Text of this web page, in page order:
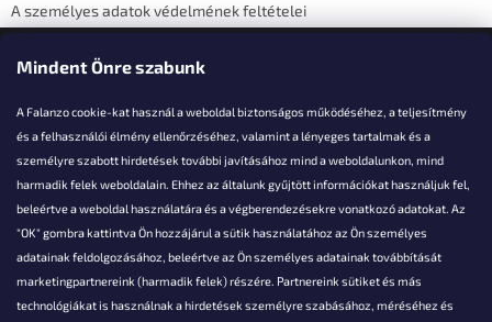
Mindent Önre szabunk
A Falanzo cookie-kat használ a weboldal biztonságos működéséhez, a teljesítmény
és a felhasználói élmény ellenőrzéséhez, valamint a lényeges tartalmak és a
személyre szabott hirdetések további javításához mind a weboldalunkon, mind
harmadik felek weboldalain. Ehhez az általunk gyűjtött információkat használjuk fel,
beleértve a weboldal használatára és a végberendezésekre vonatkozó adatokat. Az
"OK" gombra kattintva Ön hozzájárul a sütik használatához az Ön személyes
adatainak feldolgozásához, beleértve az Ön személyes adatainak továbbítását
marketingpartnereink (harmadik felek) részére. Partnereink sütiket és más
technológiákat is használnak a hirdetések személyre szabásához, méréséhez és
A személyes adatok védelmének feltételei
Elérhetőségi adatok
Akarsz kérdezni valamit?
info@falanzo.hu